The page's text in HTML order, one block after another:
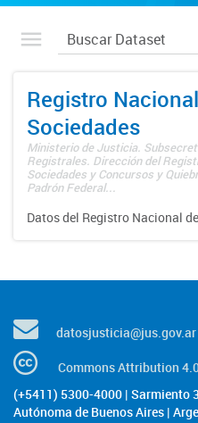
Registro
Sociedades
Ministerio de Justicia.
Registrales. Dirección del
Sociedades y Concursos y
Padrón Federal...
Datos del Registro Nacional
datosjusticia@jus.gov.ar
Commons Attribution
(+5411) 5300-4000 | Sarmiento
Autónoma de Buenos Aires |